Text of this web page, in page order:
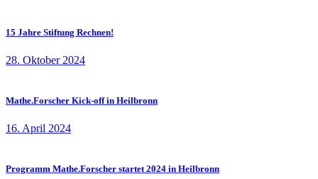
15 Jahre Stiftung Rechnen!
28. Oktober 2024
Mathe.Forscher Kick-off in Heilbronn
16. April 2024
Programm Mathe.Forscher startet 2024 in Heilbronn